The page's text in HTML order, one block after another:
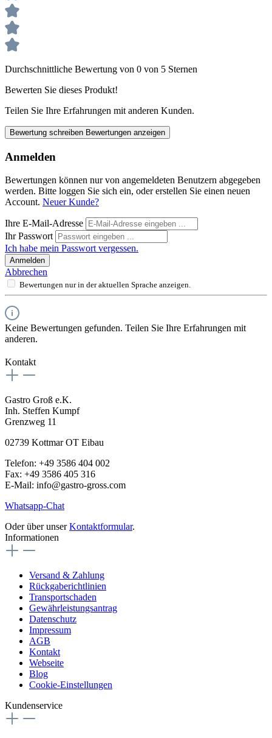
Durchschnittliche Bewertung von 0 von 5 Sternen
Bewerten Sie dieses Produkt!
Teilen Sie Ihre Erfahrungen mit anderen Kunden.
Bewertung schreiben Bewertungen anzeigen
Anmelden
Bewertungen können nur von angemeldeten Benutzern abgegeben
werden. Bitte loggen Sie sich ein, oder erstellen Sie einen neuen
Account. Neuer Kunde?
Ihre E-Mail-Adresse
Ihr Passwort
Ich habe mein Passwort vergessen.
Anmelden
Abbrechen
Bewertungen nur in der aktuellen Sprache anzeigen.
Keine Bewertungen gefunden. Teilen Sie Ihre Erfahrungen mit
anderen.
Kontakt
Gastro Groß e.K.
Inh. Steffen Kumpf
Grenzweg 11
02739 Kottmar OT Eibau
Telefon: +49 3586 404 002
Fax: +49 3586 405 316
E-Mail: info@gastro-gross.com
Whatsapp-Chat
Oder über unserKontaktformular.
Informationen
Versand & Zahlung
Rückgaberichtlinien
Transportschaden
Gewährleistungsantrag
Datenschutz
Impressum
AGB
Kontakt
Webseite
Blog
Cookie-Einstellungen
Kundenservice